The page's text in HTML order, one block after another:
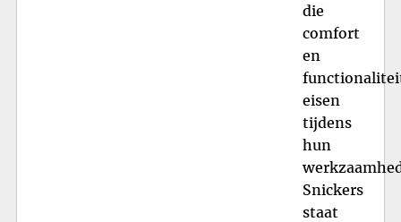
die
comfort
en
eisen
tijdens
hun
Snickers
staat